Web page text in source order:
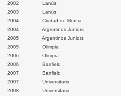
2002 Lanús
2003 Lanús
2004 Ciudad de Murcia
2004 Argentinos Juniors
2005 Argentinos Juniors
2005 Olimpia
2006 Olimpia
2006 Banfield
2007 Banfield
2007 Universitario
2008 Universitario